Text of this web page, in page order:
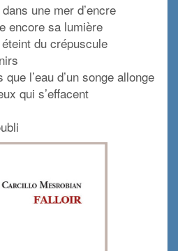
une mer d’encre
encore sa lumière
du crépuscule
l’eau d’un songe allonge
qui s’effacent